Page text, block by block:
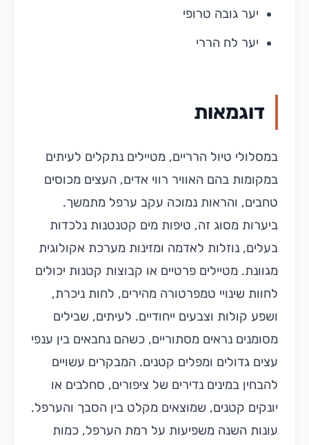
יער גובה טרופי
יער לח הררי
דוגמאות
במסלולי טיול הרריים, מטיילים נתקלים לעיתים
במקומות בהם האוויר רווי אדים, העצים מכוסים
טחבים, והראות נמוכה עקב ערפל מתמשך.
ביערות מסוג זה, טיפות מים קטנטנות נלכדות
בעלים, נוזלות לאדמה ומזינות מערכת אקולוגית
מגוונת. מטיילים פרטיים או קבוצות קטנות יכולים
לחוות שינויי טמפרטורה מהירים, לחות ניכרת,
ושפע קולות וצבעים ייחודיים. לעיתים, שבילים
מסומנים נראים מסתוריים, כשהם נחבאים בין ענפי
עצים גדולים ומפלים קטנים. המבקרים עשויים
להבחין במינים נדירים של ציפורים, סחלבים או
יונקים קטנים, שמוצאים מקלט בין הסבך והערפל.
עונות השנה משפיעות על רמת הערפל, כמות